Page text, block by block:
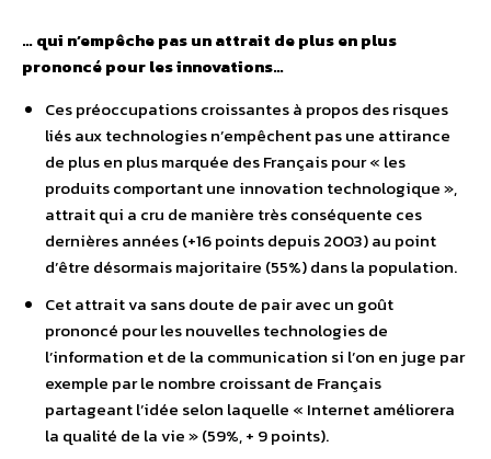
… qui n’empêche pas un attrait de plus en plus
prononcé pour les innovations…
Ces préoccupations croissantes à propos des risques
liés aux technologies n’empêchent pas une attirance
de plus en plus marquée des Français pour « les
produits comportant une innovation technologique »,
attrait qui a cru de manière très conséquente ces
dernières années (+16 points depuis 2003) au point
d’être désormais majoritaire (55%) dans la population.
Cet attrait va sans doute de pair avec un goût
prononcé pour les nouvelles technologies de
l’information et de la communication si l’on en juge par
exemple par le nombre croissant de Français
partageant l’idée selon laquelle « Internet améliorera
la qualité de la vie » (59%, + 9 points).